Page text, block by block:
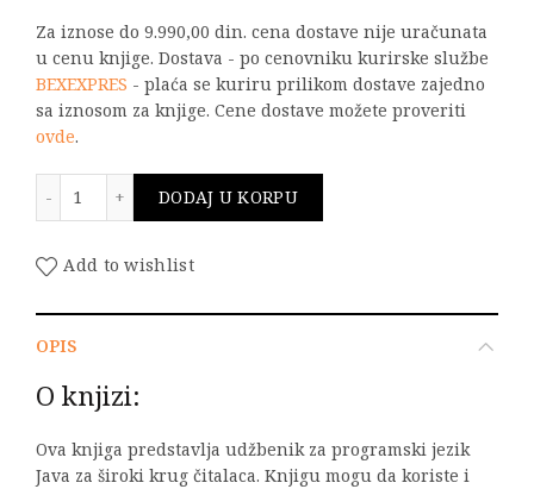
Za iznose do 9.990,00 din. cena dostave nije uračunata
u cenu knjige. Dostava - po cenovniku kurirske službe
BEXEXPRES - plaća se kuriru prilikom dostave zajedno
sa iznosom za knjige. Cene dostave možete proveriti
ovde.
DODAJ U KORPU
Add to wishlist
OPIS
O knjizi:
Ova knjiga predstavlja udžbenik za programski jezik
Java za široki krug čitalaca. Knjigu mogu da koriste i